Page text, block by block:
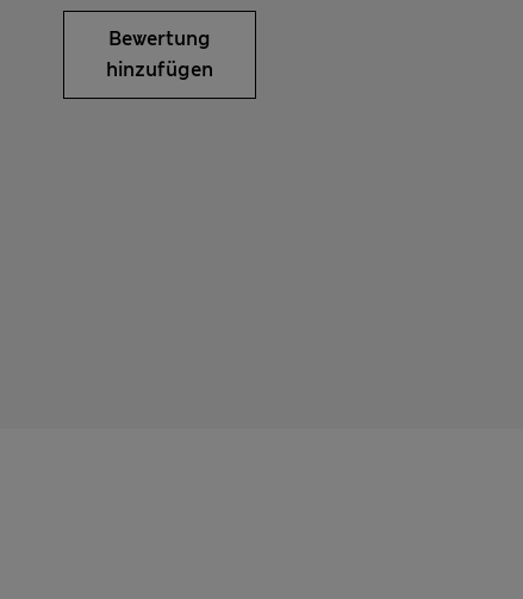
Bewertung
hinzufügen